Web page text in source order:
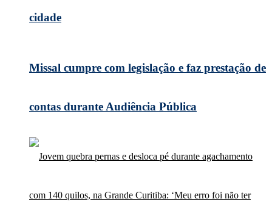
cidade
Missal cumpre com legislação e faz prestação de
contas durante Audiência Pública